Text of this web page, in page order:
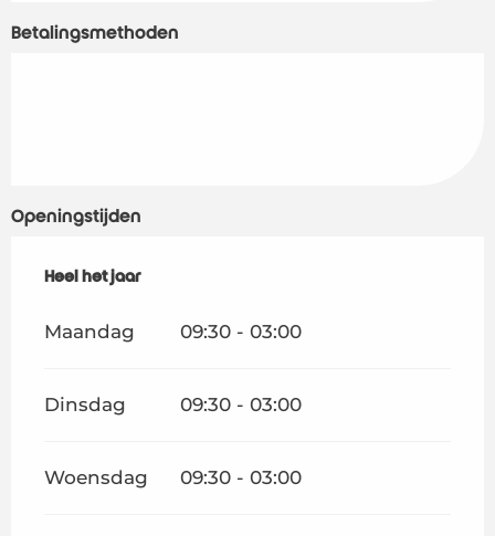
Betalingsmethoden
Openingstijden
Heel het jaar
Heel het jaar
Maandag 09:30 - 03:00
Dinsdag 09:30 - 03:00
Woensdag 09:30 - 03:00